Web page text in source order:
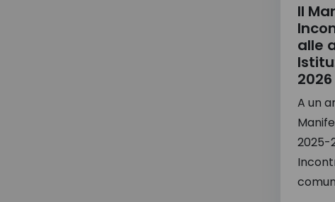
Il
alle
2026
A un
2025-